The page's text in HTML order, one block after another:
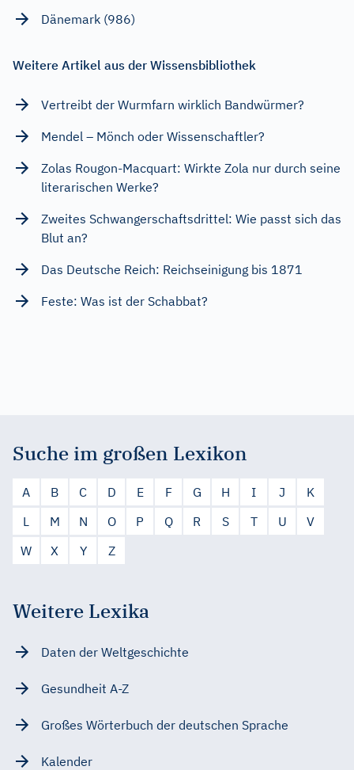
Dänemark (986)
Weitere Artikel aus der Wissensbibliothek
Vertreibt der Wurmfarn wirklich Bandwürmer?
Mendel – Mönch oder Wissenschaftler?
Zolas Rougon-Macquart: Wirkte Zola nur durch seine
literarischen Werke?
Zweites Schwangerschaftsdrittel: Wie passt sich das
Blut an?
Das Deutsche Reich: Reichseinigung bis 1871
Feste: Was ist der Schabbat?
Suche im großen Lexikon
A B C D E F G H I J
K
L
M N O P Q R S T U
V
W
X Y Z
Weitere Lexika
Daten der Weltgeschichte
Gesundheit A-Z
Großes Wörterbuch der deutschen Sprache
Kalender